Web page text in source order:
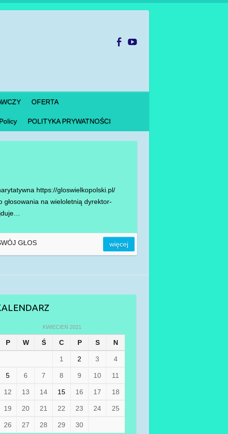
OFERTA
POLITYKA PRYWATNOŚCI
https://gloswielkopolski.pl/
na wieloletnią dyrektor-
GŁOS więcej
KWIECIEŃ 2021
P W Ś C P S N
1 2 3 4
5 6 7 8 9 10 11
12 13 14 15 16 17 18
19 20 21 22 23 24 25
26 27 28 29 30